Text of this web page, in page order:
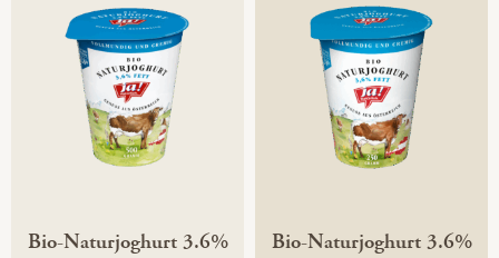
Bio-Naturjoghurt 3.6% Bio-Naturjoghurt 3.6%